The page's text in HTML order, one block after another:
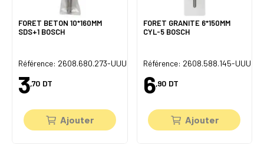
FORET BETON 10*160MM
SDS+1 BOSCH
Référence: 2608.680.273-UUU
3,70 DT
Ajouter
FORET GRANITE 6*150MM
CYL-5 BOSCH
Référence: 2608.588.145-UUU
6,90 DT
Ajouter